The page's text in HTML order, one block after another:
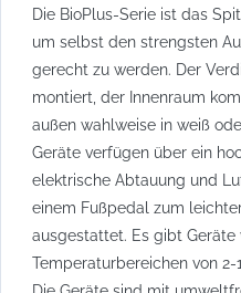
Die BioPlus-Serie ist das
um selbst den strengsten
gerecht zu werden. Der
montiert, der Innenraum
außen wahlweise in weiß
Geräte verfügen über ein
elektrische Abtauung und
einem Fußpedal zum
ausgestattet. Es gibt
Temperaturbereichen von 2-